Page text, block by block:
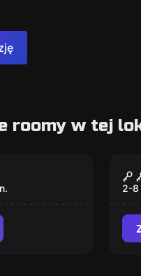
roomy w tej
?
2-8